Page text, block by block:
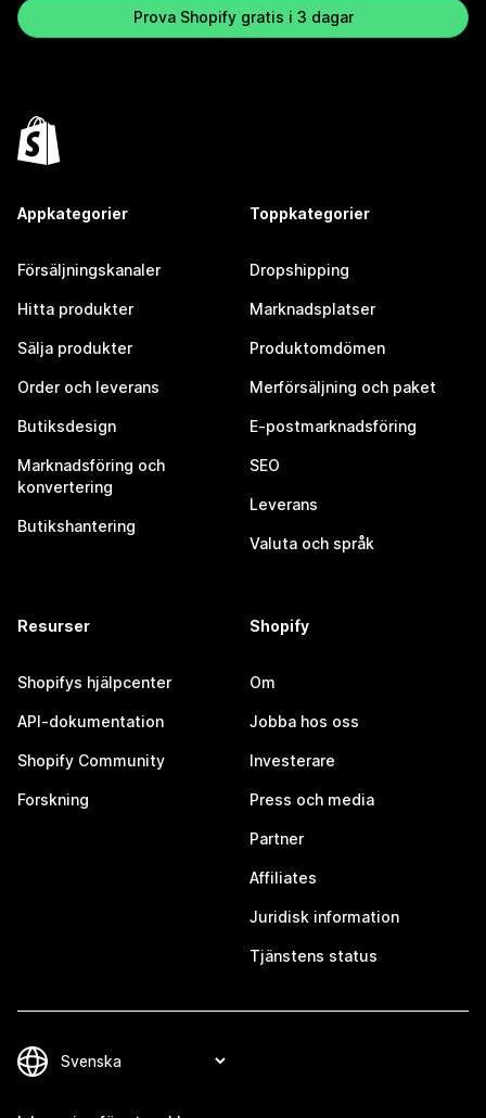
Prova Shopify gratis i 3 dagar
Appkategorier
Försäljningskanaler
Hitta produkter
Sälja produkter
Order och leverans
Butiksdesign
Marknadsföring och
konvertering
Butikshantering
Toppkategorier
Dropshipping
Marknadsplatser
Produktomdömen
Merförsäljning och paket
E-postmarknadsföring
SEO
Leverans
Valuta och språk
Resurser
Shopifys hjälpcenter
API-dokumentation
Shopify Community
Forskning
Shopify
Om
Jobba hos oss
Investerare
Press och media
Partner
Affiliates
Juridisk information
Tjänstens status